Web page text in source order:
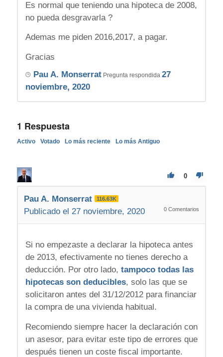
Es normal que teniendo una hipoteca de 2008,
no pueda desgravarla ?
Ademas me piden 2016,2017, a pagar.
Gracias
Pau A. MonserratPregunta respondida 27
noviembre, 2020
1 Respuesta
Activo Votado Lo más reciente Lo más Antiguo
0
Pau A. Monserrat 116.63K
Publicado el 27 noviembre, 2020 0 Comentarios
Si no empezaste a declarar la hipoteca antes
de 2013, efectivamente no tienes derecho a
deducción. Por otro lado, tampoco todas las
hipotecas son deducibles, solo las que se
solicitaron antes del 31/12/2012 para financiar
la compra de una vivienda habitual.
Recomiendo siempre hacer la declaración con
un asesor, para evitar este tipo de errores que
después tienen un coste fiscal importante.